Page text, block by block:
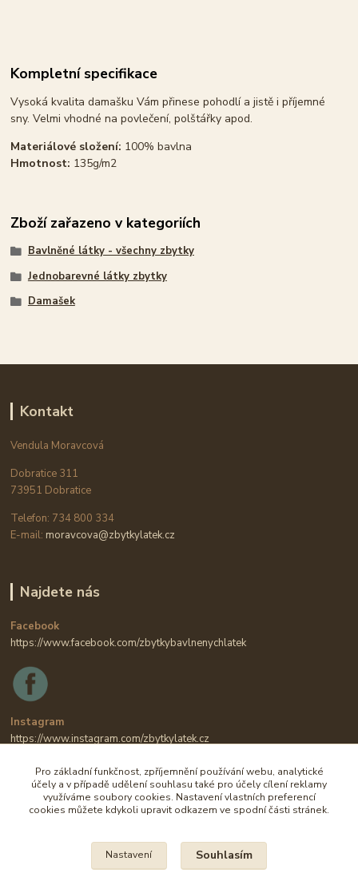
Kompletní specifikace
Vysoká kvalita damašku Vám přinese pohodlí a jistě i příjemné
sny. Velmi vhodné na povlečení, polštářky apod.
Materiálové složení: 100% bavlna
Hmotnost: 135g/m2
Zboží zařazeno v kategoriích
Bavlněné látky - všechny zbytky
Jednobarevné látky zbytky
Damašek
Kontakt
Vendula Moravcová
Dobratice 311
73951 Dobratice
Telefon: 734 800 334
E-mail: moravcova@zbytkylatek.cz
Najdete nás
Facebook
https://www.facebook.com/zbytkybavlnenychlatek
Instagram
https://www.instagram.com/zbytkylatek.cz
Pro základní funkčnost, zpříjemnění používání webu, analytické
účely a v případě udělení souhlasu také pro účely cílení reklamy
využíváme soubory cookies. Nastavení vlastních preferencí
cookies můžete kdykoli upravit odkazem ve spodní části stránek.
Nastavení Souhlasím